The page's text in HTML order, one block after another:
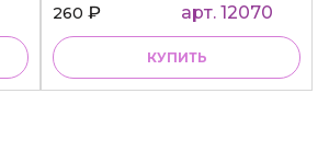
260₽ арт. 12070
КУПИТЬ